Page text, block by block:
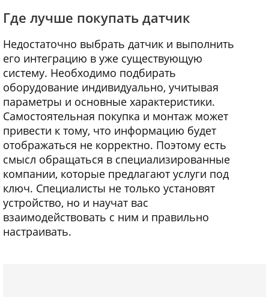
Где лучше покупать датчик
Недостаточно выбрать датчик и выполнить
его интеграцию в уже существующую
систему. Необходимо подбирать
оборудование индивидуально, учитывая
параметры и основные характеристики.
Самостоятельная покупка и монтаж может
привести к тому, что информацию будет
отображаться не корректно. Поэтому есть
смысл обращаться в специализированные
компании, которые предлагают услуги под
ключ. Специалисты не только установят
устройство, но и научат вас
взаимодействовать с ним и правильно
настраивать.